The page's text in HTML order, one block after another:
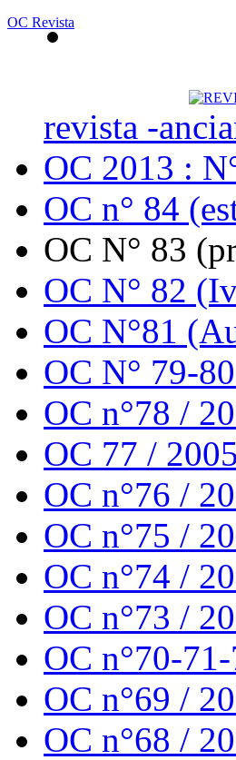
OC Revista
revista -
OC 2013 :
OC n° 84
OC N° 83
OC N° 82
OC N°81
OC N° 79-
OC n°78 /
OC 77 /
OC n°76 /
OC n°75 /
OC n°74 /
OC n°73 /
OC n°70-
OC n°69 /
OC n°68 /